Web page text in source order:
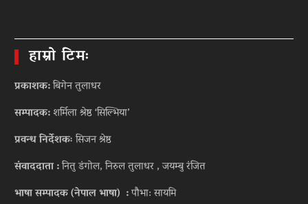
हाम्रो टिमः
प्रकाशक:बिगेन तुलाधर
सम्पादक:शर्मिला श्रेष्ठ ‘सिल्भिया’
प्रवन्ध निर्देशकःसिजन श्रेष्ठ
संवाददाता :नितु डंगोल, निरुल तुलाधर , जयम्बु रंजित
भाषा सम्पादक (नेपाल भाषा) :पौभा: सायमि